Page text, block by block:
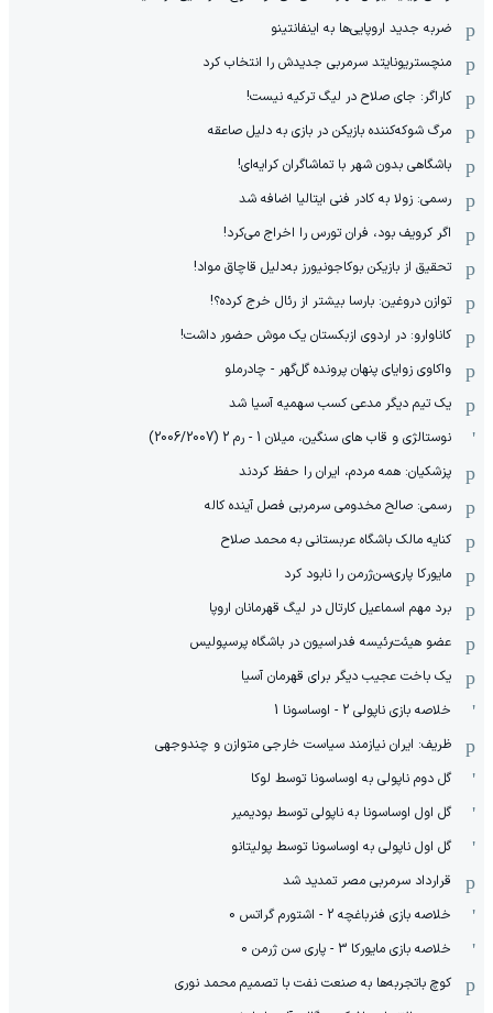
ضربه جدید اروپایی‌ها به اینفانتینو
منچستریونایتد سرمربی جدیدش را انتخاب کرد
کاراگر: جای صلاح در لیگ ترکیه نیست!
مرگ شوکه‌کننده بازیکن در بازی به دلیل صاعقه
باشگاهی بدون شهر با تماشاگران کرایه‌ای!
رسمی: زولا به کادر فنی ایتالیا اضافه شد
اگر کرویف بود، فران تورس را اخراج می‌کرد!
تحقیق از بازیکن بوکاجونیورز به‌دلیل قاچاق مواد!
توازن دروغین: بارسا بیشتر از رئال خرج کرده؟!
کاناوارو: در اردوی ازبکستان یک موش حضور داشت!
واکاوی زوایای پنهان پرونده گل‌گهر - چادرملو
یک تیم دیگر مدعی کسب سهمیه آسیا شد
نوستالژی و قاب های سنگین، میلان 1 - رم 2 (2006/2007)
پزشکیان: همه مردم، ایران را حفظ کردند
رسمی: صالح مخدومی سرمربی فصل آینده کاله
کنایه مالک باشگاه عربستانی به محمد صلاح
مایورکا پاری‌سن‌ژرمن را نابود کرد
برد مهم اسماعیل کارتال در لیگ قهرمانان اروپا
عضو هیئت‌رئیسه فدراسیون در باشگاه پرسپولیس
یک باخت عجیب دیگر برای قهرمان آسیا
خلاصه بازی ناپولی 2 - اوساسونا 1
ظریف: ایران نیازمند سیاست خارجی متوازن و چندوجهی
گل دوم ناپولی به اوساسونا توسط لوکا
گل اول اوساسونا به ناپولی توسط بودیمیر
گل اول ناپولی به اوساسونا توسط پولیتانو
قرارداد سرمربی مصر تمدید شد
خلاصه بازی فنرباغچه 2 - اشتورم گراتس 0
خلاصه بازی مایورکا 3 - پاری سن ژرمن 0
کوچ باتجربه‌ها به صنعت نفت با تصمیم محمد نوری